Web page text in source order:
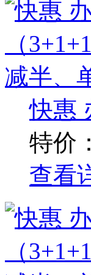
快惠
特价：
查看